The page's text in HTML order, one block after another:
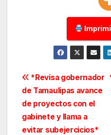
Navegación
de
entradas
*Revisa gobernador
de Tamaulipas avance
de proyectos con el
gabinete y llama a
evitar subejercicios*